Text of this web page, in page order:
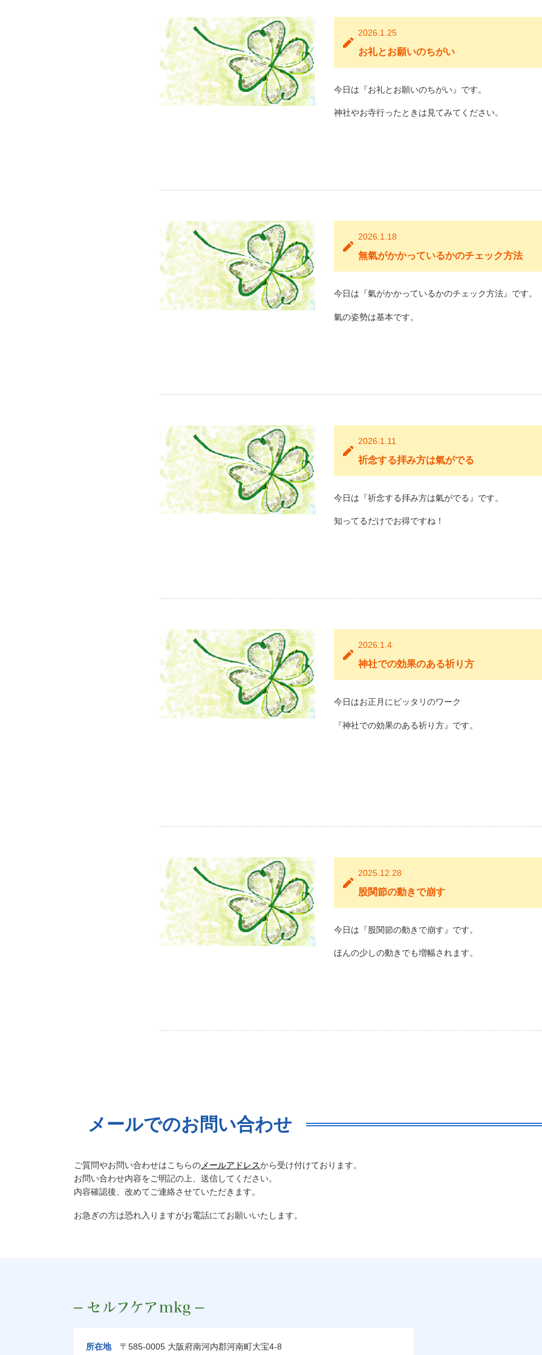
2026.1.25
お礼とお願いのちがい
今日は『お礼とお願いのちがい』です。
神社やお寺行ったときは見てみてください。
2026.1.18
無氣がかかっているかのチェック方法
今日は『氣がかかっているかのチェック方法』です。
氣の姿勢は基本です。
2026.1.11
祈念する拝み方は氣がでる
今日は『祈念する拝み方は氣がでる』です。
知ってるだけでお得ですね！
2026.1.4
神社での効果のある祈り方
今日はお正月にピッタリのワーク
『神社での効果のある祈り方』です。
2025.12.28
股関節の動きで崩す
今日は『股関節の動きで崩す』です。
ほんの少しの動きでも増幅されます。
メールでのお問い合わせ
ご質問やお問い合わせはこちらのメールアドレスから受け付けております。
お問い合わせ内容をご明記の上、送信してください。
内容確認後、改めてご連絡させていただきます。
お急ぎの方は恐れ入りますがお電話にてお願いいたします。
所在地〒585-0005 大阪府南河内郡河南町大宝4-8